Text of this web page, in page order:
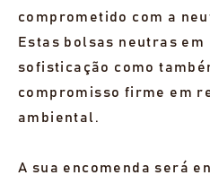
comprometido com a
Estas bolsas neutras em
sofisticação como
compromisso firme em
ambiental.
A sua encomenda será